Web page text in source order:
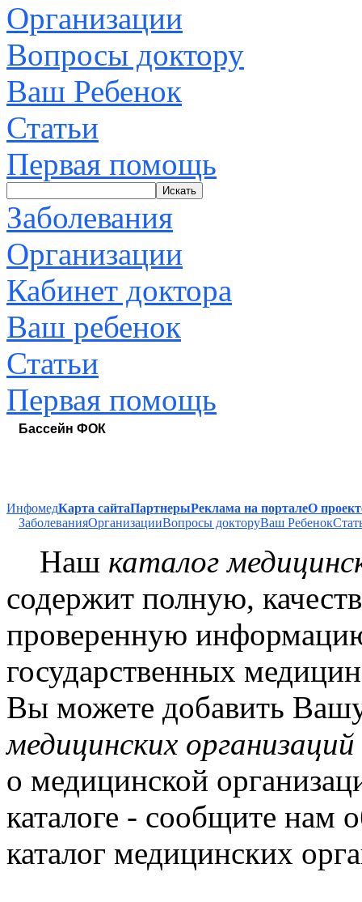
Организации
Вопросы доктору
Ваш Ребенок
Статьи
Первая помощь
Искать
Заболевания
Организации
Кабинет доктора
Ваш ребенок
Статьи
Первая помощь
Бассейн ФОК
ИнфомедКарта сайтаПартнерыРеклама на порталеО
ЗаболеванияОрганизацииВопросы докторуВаш Ребенок
Наш каталог
содержит полную,
проверенную
государственных
Вы можете добавить
медицинских организаций
о медицинской
каталоге - сообщите нам
каталог медицинских